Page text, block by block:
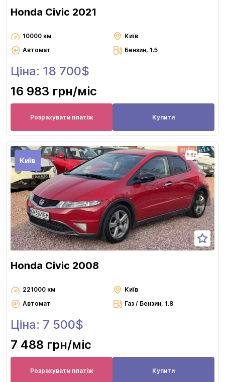
Honda Civic 2021
10000 км
Київ
Автомат
Бензин, 1.5
Ціна: 18 700$
16 983 грн/міс
Розрахувати платіж Купити
Київ
Honda Civic 2008
221000 км
Київ
Автомат
Газ / Бензин, 1.8
Ціна: 7 500$
7 488 грн/міс
Розрахувати платіж Купити